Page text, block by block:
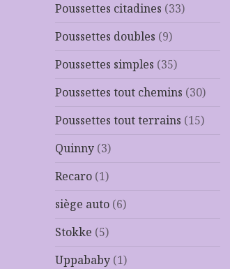
Poussettes citadines (33)
Poussettes doubles (9)
Poussettes simples (35)
Poussettes tout chemins (30)
Poussettes tout terrains (15)
Quinny (3)
Recaro (1)
siège auto (6)
Stokke (5)
Uppababy (1)